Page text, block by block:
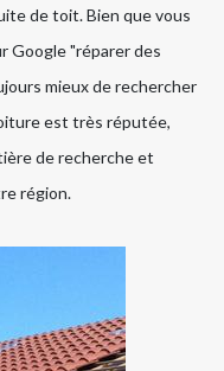
de toit. Bien que vous
Google "réparer des
mieux de rechercher
est très réputée,
de recherche et
région.